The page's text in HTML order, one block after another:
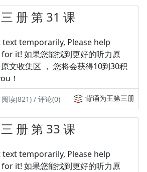
册 第 31 课
temporarily, Please help
it! 如果您能找到更好的听力原
文收集区 ， 您将会获得10到30积
！
读(821) / 评论(0) 背诵为王第三册
册 第 33 课
temporarily, Please help
it! 如果您能找到更好的听力原